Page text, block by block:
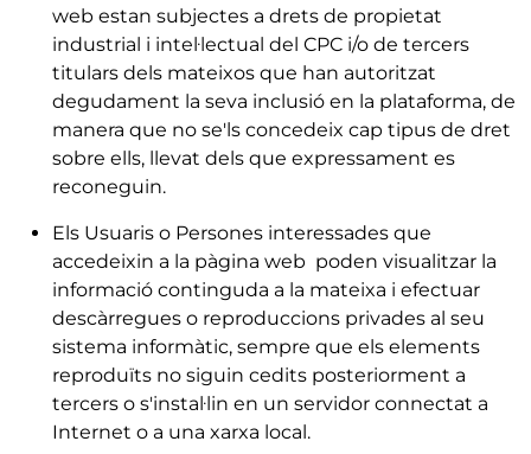
web estan subjectes a drets de propietat
industrial i intel·lectual del CPC i/o de tercers
titulars dels mateixos que han autoritzat
degudament la seva inclusió en la plataforma, de
manera que no se'ls concedeix cap tipus de dret
sobre ells, llevat dels que expressament es
reconeguin.
Els Usuaris o Persones interessades que
accedeixin a la pàgina web poden visualitzar la
informació continguda a la mateixa i efectuar
descàrregues o reproduccions privades al seu
sistema informàtic, sempre que els elements
reproduïts no siguin cedits posteriorment a
tercers o s'instal·lin en un servidor connectat a
Internet o a una xarxa local.